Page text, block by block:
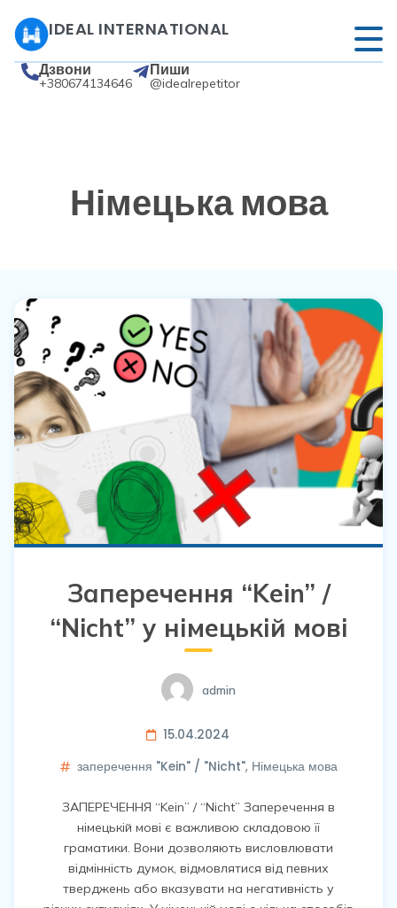
IDEAL INTERNATIONAL
Дзвони
+380674134646
Пиши
@idealrepetitor
Німецька мова
Заперечення “Kein” /
“Nicht” у німецькій мові
admin
15.04.2024
заперечення "Kein" / "Nicht", Німецька мова
ЗАПЕРЕЧЕННЯ “Kein” / “Nicht” Заперечення в
німецькій мові є важливою складовою її
граматики. Вони дозволяють висловлювати
відмінність думок, відмовлятися від певних
тверджень або вказувати на негативність у